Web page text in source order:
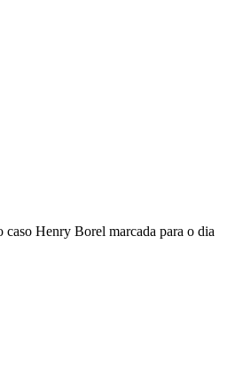
Henry Borel marcada para o dia